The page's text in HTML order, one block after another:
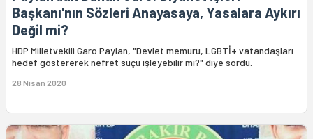
Başkanı'nın Sözleri Anayasaya, Yasalara Aykırı
Değil mi?
HDP Milletvekili Garo Paylan, "Devlet memuru, LGBTİ+ vatandaşları
hedef göstererek nefret suçu işleyebilir mi?" diye sordu.
28 Nisan 2020